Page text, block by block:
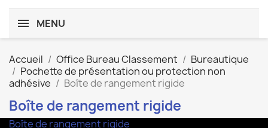
MENU
Accueil Office Bureau Classement
Bureautique
Pochette de présentation ou protection non
adhésive
Boîte de rangement rigide
Boîte de rangement rigide
Boîte de rangement rigide